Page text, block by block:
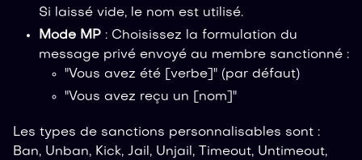
Si laissé vide, le nom est utilisé.
Mode MP : Choisissez la formulation du
message privé envoyé au membre sanctionné :
"Vous avez été [verbe]" (par défaut)
"Vous avez reçu un [nom]"
Les types de sanctions personnalisables sont :
Ban, Unban, Kick, Jail, Unjail, Timeout, Untimeout,